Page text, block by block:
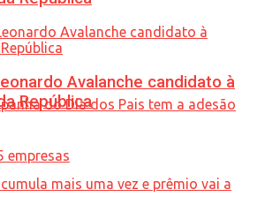
Avalanche candidato à
República